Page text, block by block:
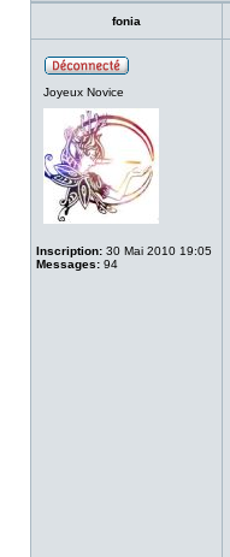
fonia
Joyeux Novice
Inscription: 30 Mai 2010 19:05
Messages: 94